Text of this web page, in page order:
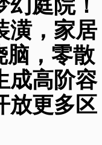
庭院！
潢，家居
脑，零散
成高阶容
放更多区